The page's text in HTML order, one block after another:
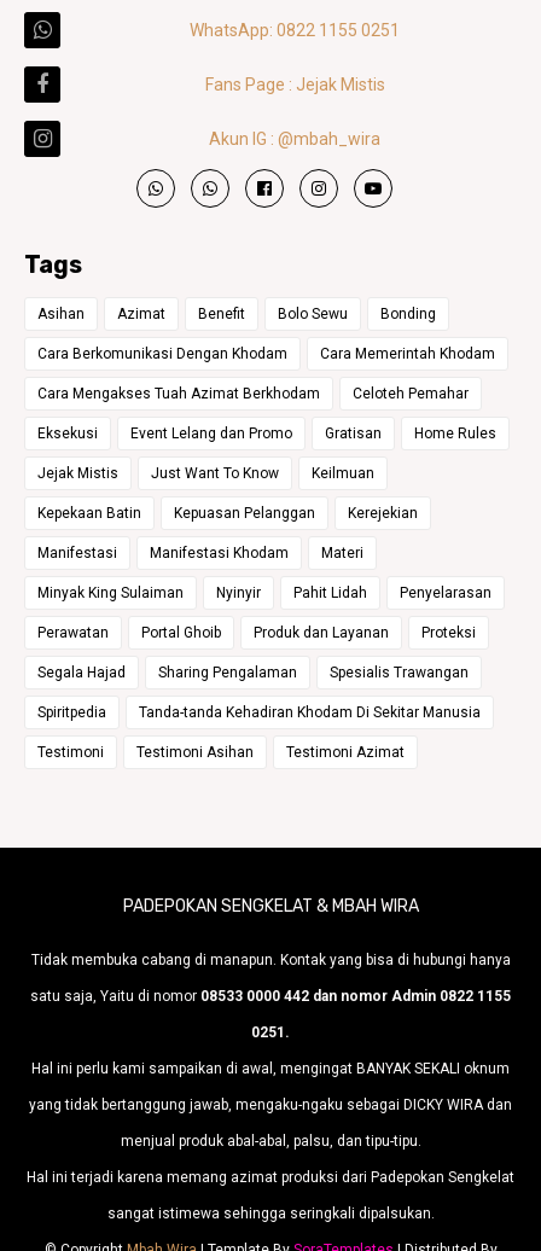
WhatsApp: 0822 1155 0251
Fans Page : Jejak Mistis
Akun IG : @mbah_wira
Tags
Asihan Azimat Benefit Bolo Sewu Bonding
Cara Berkomunikasi Dengan Khodam Cara Memerintah Khodam
Cara Mengakses Tuah Azimat Berkhodam Celoteh Pemahar
Eksekusi Event Lelang dan Promo Gratisan Home Rules
Jejak Mistis Just Want To Know Keilmuan
Kepekaan Batin Kepuasan Pelanggan Kerejekian
Manifestasi Manifestasi Khodam Materi
Minyak King Sulaiman Nyinyir Pahit Lidah Penyelarasan
Perawatan Portal Ghoib Produk dan Layanan Proteksi
Segala Hajad Sharing Pengalaman Spesialis Trawangan
Spiritpedia Tanda-tanda Kehadiran Khodam Di Sekitar Manusia
Testimoni Testimoni Asihan Testimoni Azimat
PADEPOKAN SENGKELAT & MBAH WIRA
Tidak membuka cabang di manapun. Kontak yang bisa di hubungi hanya
satu saja, Yaitu di nomor 08533 0000 442 dan nomor Admin 0822 1155
0251.
Hal ini perlu kami sampaikan di awal, mengingat BANYAK SEKALI oknum
yang tidak bertanggung jawab, mengaku-ngaku sebagai DICKY WIRA dan
menjual produk abal-abal, palsu, dan tipu-tipu.
Hal ini terjadi karena memang azimat produksi dari Padepokan Sengkelat
sangat istimewa sehingga seringkali dipalsukan.